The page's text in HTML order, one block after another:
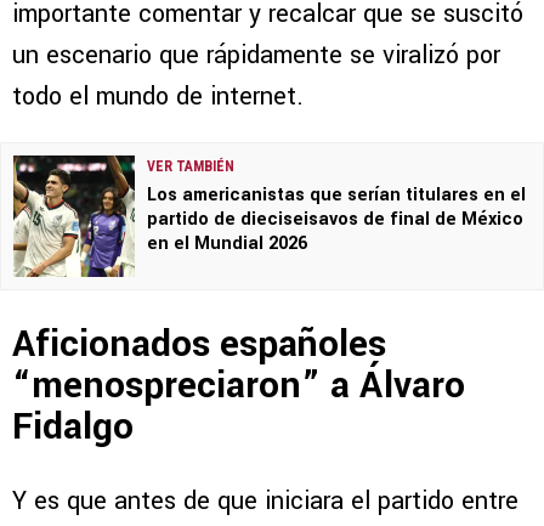
importante comentar y recalcar que se suscitó
un escenario que rápidamente se viralizó por
todo el mundo de internet.
VER TAMBIÉN
Los americanistas que serían titulares en el
partido de dieciseisavos de final de México
en el Mundial 2026
Aficionados españoles
“menospreciaron” a Álvaro
Fidalgo
Y es que antes de que iniciara el partido entre